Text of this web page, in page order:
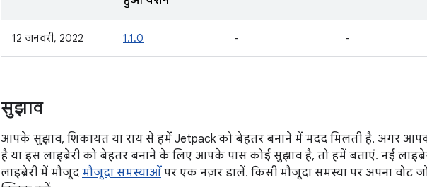
12 जनवरी, 2022 1.1.0 - -
सुझाव
आपके सुझाव, शिकायत या राय से हमें Jetpack को बेहतर बनाने में मदद मिलती है. अगर
है या इस लाइब्रेरी को बेहतर बनाने के लिए आपके पास कोई सुझाव है, तो हमें बताएं. नई
लाइब्रेरी में मौजूद मौजूदा समस्याओं पर एक नज़र डालें. किसी मौजूदा समस्या पर अपना वोट